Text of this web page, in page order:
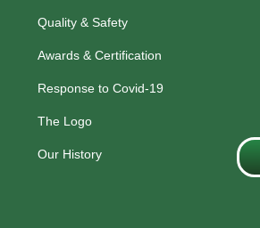
Quality & Safety
Awards & Certification
Response to Covid-19
The Logo
Our History